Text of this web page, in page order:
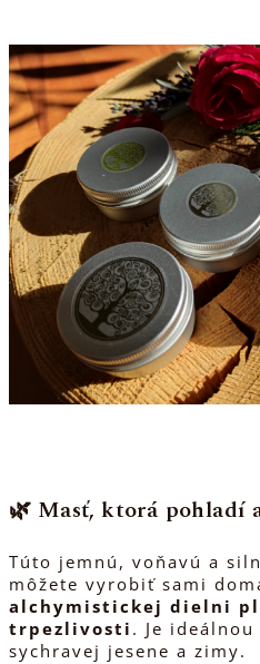
🌿 Masť, ktorá pohladí
Túto jemnú, voňavú a
môžete vyrobiť sami
alchymistickej dielni
trpezlivosti . Je
sychravej jesene a zimy.